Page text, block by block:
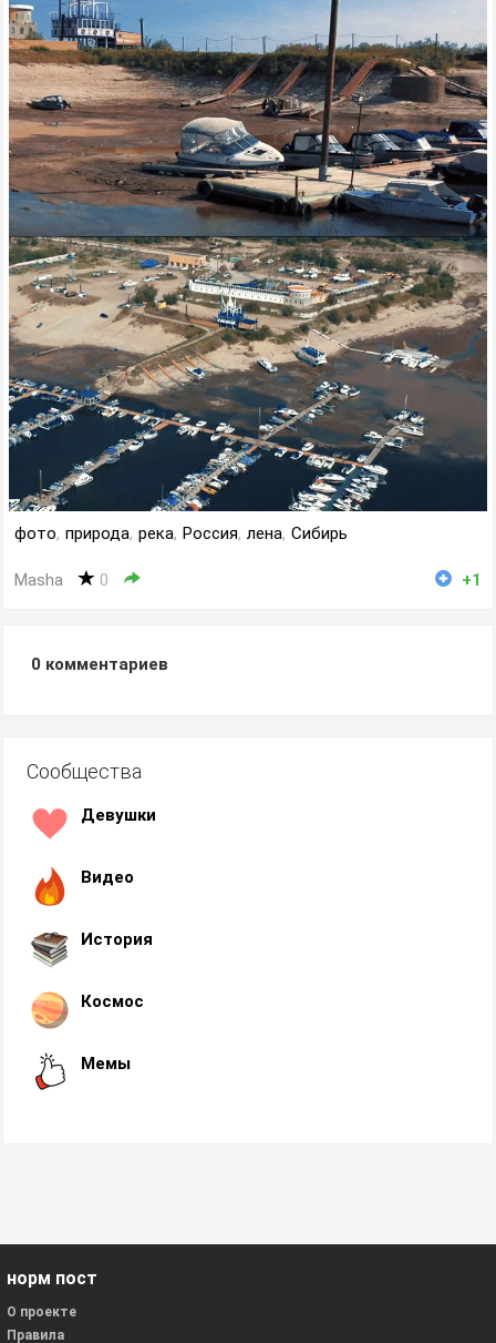
фото, природа, река, Россия, лена, Сибирь
Masha 0 +1
0 комментариев
Сообщества
Девушки
Видео
История
Космос
Мемы
норм пост
О проекте
Правила